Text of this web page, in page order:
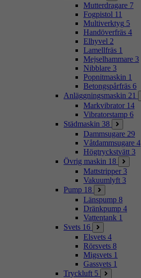
Mutterdragare 7
Fogpistol 11
Multiverktyg 5
Handöverfräs 4
Elhyvel 2
Lamellfräs 1
Mejselhammare 3
Nibblare 3
Popnitmaskin 1
Betongspårfräs 6
Anläggningsmaskin 21
Markvibrator 14
Vibratorstamp 6
Städmaskin 38
Dammsugare 29
Våtdammsugare 4
Högtryckstvätt 3
Övrig maskin 18
Mattstripper 3
Vakuumlyft 3
Pump 18
Länspump 8
Dränkpump 4
Vattentank 1
Svets 16
Elsvets 4
Rörsvets 8
Migsvets 1
Gassvets 1
Tryckluft 5